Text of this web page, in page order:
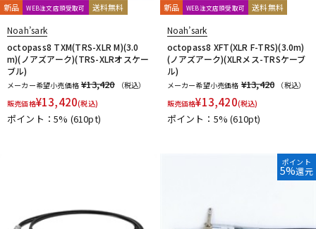
新品 WEB注文店頭受取可 送料無料
Noah’sark
octopass8 TXM(TRS-XLR M)(3.0
m)(ノアズアーク)(TRS-XLRオスケー
ブル)
メーカー希望小売価格 ¥13,420
（税込）
販売価格¥13,420(税込)
ポイント：5% (610pt)
新品 WEB注文店頭受取可 送料無料
Noah’sark
octopass8 XFT(XLR F-TRS)(3.0m)
(ノアズアーク)(XLRメス-TRSケーブ
ル)
メーカー希望小売価格 ¥13,420
（税込）
販売価格¥13,420(税込)
ポイント：5%(610pt)
ポイント
5%還元